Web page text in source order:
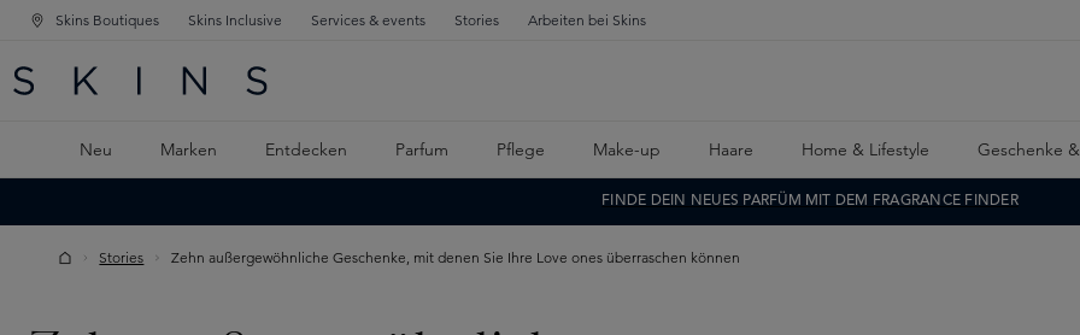
SPRINGEN
SPRINGEN
Skins Boutiques Skins Inclusive Services & events Stories Arbeiten bei Skins
Neu Marken Entdecken Parfum Pflege Make-up Haare Home & Lifestyle Geschenke
FINDE DEIN NEUES PARFÜM MIT DEM FRAGRANCE FINDER
Stories Zehn außergewöhnliche Geschenke, mit denen Sie Ihre Love ones überraschen können